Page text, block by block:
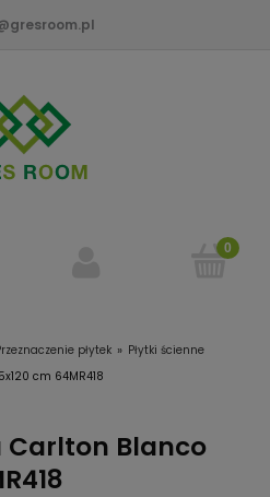
płytek
Płytki ścienne
cm 64MR418
Carlton Blanco